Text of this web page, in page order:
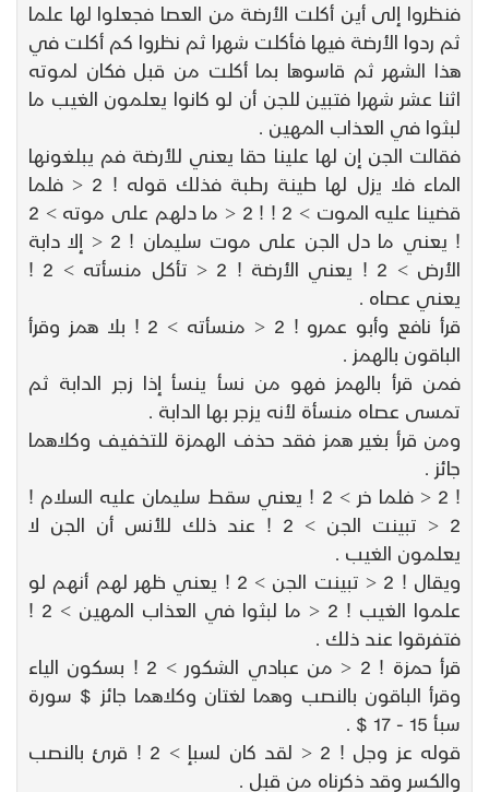
فنظروا إلى أين أكلت الأرضة من العصا فجعلوا لها علما
ثم ردوا الأرضة فيها فأكلت شهرا ثم نظروا كم أكلت في
هذا الشهر ثم قاسوها بما أكلت من قبل فكان لموته
اثنا عشر شهرا فتبين للجن أن لو كانوا يعلمون الغيب ما
لبثوا في العذاب المهين .
فقالت الجن إن لها علينا حقا يعني للأرضة فم يبلغونها
الماء فلا يزل لها طينة رطبة فذلك قوله ! 2 < فلما
قضينا عليه الموت > 2 ! ! 2 < ما دلهم على موته > 2
! يعني ما دل الجن على موت سليمان ! 2 < إلا دابة
الأرض > 2 ! يعني الأرضة ! 2 < تأكل منسأته > 2 !
يعني عصاه .
قرأ نافع وأبو عمرو ! 2 < منسأته > 2 ! بلا همز وقرأ
الباقون بالهمز .
فمن قرأ بالهمز فهو من نسأ ينسأ إذا زجر الدابة ثم
تمسى عصاه منسأة لأنه يزجر بها الدابة .
ومن قرأ بغير همز فقد حذف الهمزة للتخفيف وكلاهما
جائز .
! 2 < فلما خر > 2 ! يعني سقط سليمان عليه السلام !
2 < تبينت الجن > 2 ! عند ذلك للأنس أن الجن لا
يعلمون الغيب .
ويقال ! 2 < تبينت الجن > 2 ! يعني ظهر لهم أنهم لو
علموا الغيب ! 2 < ما لبثوا في العذاب المهين > 2 !
فتفرقوا عند ذلك .
قرأ حمزة ! 2 < من عبادي الشكور > 2 ! بسكون الياء
وقرأ الباقون بالنصب وهما لغتان وكلاهما جائز $ سورة
سبأ 15 - 17 $ .
قوله عز وجل ! 2 < لقد كان لسبإ > 2 ! قرئ بالنصب
والكسر وقد ذكرناه من قبل .